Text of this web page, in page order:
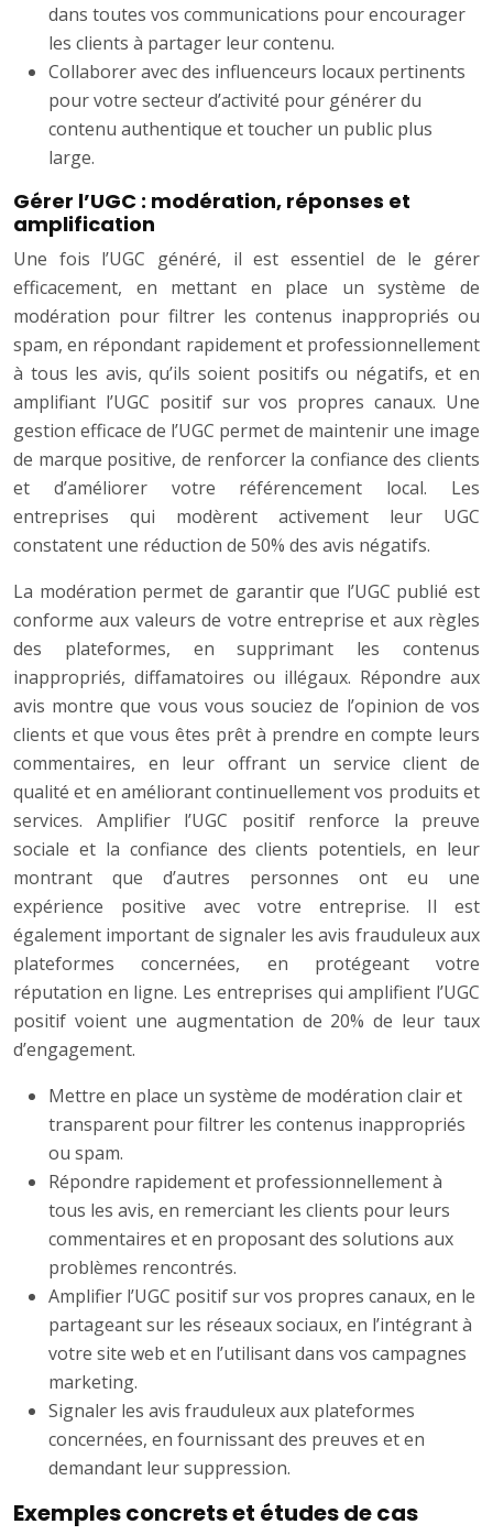
dans toutes vos communications pour encourager
les clients à partager leur contenu.
Collaborer avec des influenceurs locaux pertinents
pour votre secteur d’activité pour générer du
contenu authentique et toucher un public plus
large.
Gérer l’UGC : modération, réponses et
amplification
Une fois l’UGC généré, il est essentiel de le gérer
efficacement, en mettant en place un système de
modération pour filtrer les contenus inappropriés ou
spam, en répondant rapidement et professionnellement
à tous les avis, qu’ils soient positifs ou négatifs, et en
amplifiant l’UGC positif sur vos propres canaux. Une
gestion efficace de l’UGC permet de maintenir une image
de marque positive, de renforcer la confiance des clients
et d’améliorer votre référencement local. Les
entreprises qui modèrent activement leur UGC
constatent une réduction de 50% des avis négatifs.
La modération permet de garantir que l’UGC publié est
conforme aux valeurs de votre entreprise et aux règles
des plateformes, en supprimant les contenus
inappropriés, diffamatoires ou illégaux. Répondre aux
avis montre que vous vous souciez de l’opinion de vos
clients et que vous êtes prêt à prendre en compte leurs
commentaires, en leur offrant un service client de
qualité et en améliorant continuellement vos produits et
services. Amplifier l’UGC positif renforce la preuve
sociale et la confiance des clients potentiels, en leur
montrant que d’autres personnes ont eu une
expérience positive avec votre entreprise. Il est
également important de signaler les avis frauduleux aux
plateformes concernées, en protégeant votre
réputation en ligne. Les entreprises qui amplifient l’UGC
positif voient une augmentation de 20% de leur taux
d’engagement.
Mettre en place un système de modération clair et
transparent pour filtrer les contenus inappropriés
ou spam.
Répondre rapidement et professionnellement à
tous les avis, en remerciant les clients pour leurs
commentaires et en proposant des solutions aux
problèmes rencontrés.
Amplifier l’UGC positif sur vos propres canaux, en le
partageant sur les réseaux sociaux, en l’intégrant à
votre site web et en l’utilisant dans vos campagnes
marketing.
Signaler les avis frauduleux aux plateformes
concernées, en fournissant des preuves et en
demandant leur suppression.
Exemples concrets et études de cas